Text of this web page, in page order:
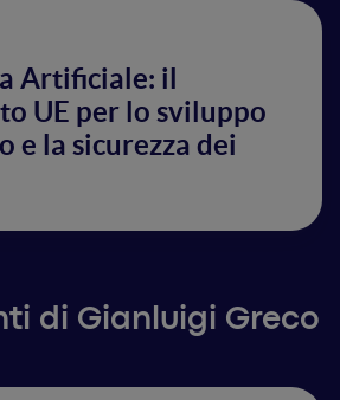
Artificiale: il
UE per lo sviluppo
e la sicurezza dei
di Gianluigi Greco